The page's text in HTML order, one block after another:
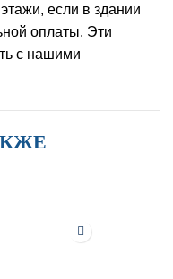
если в здании
оплаты. Эти
с нашими